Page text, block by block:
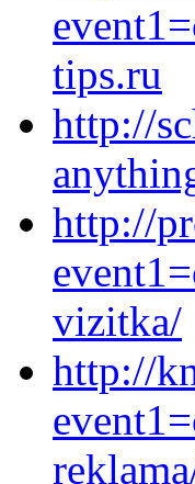
tips.ru
http://
http://
vizitka/
http://